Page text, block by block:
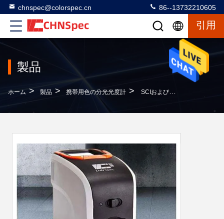
chnspec@colorspec.cn 86--13732210605
引用
製品
ホーム > 製品 > 携帯用色の分光光度計 > SCIおよびSCEのテスト モードは自由なPCソフトウェアが付いている分光光度計10mmの開き色のメートルを導きました